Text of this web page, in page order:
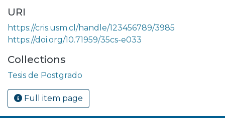
URI
https://cris.usm.cl/handle/123456789/3985
https://doi.org/10.71959/35cs-e033
Collections
Tesis de Postgrado
Full item page